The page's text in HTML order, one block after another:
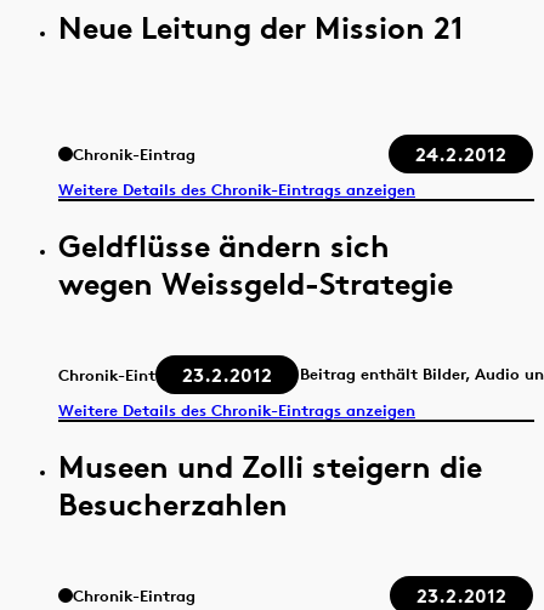
Neue Leitung der Mission 21
Chronik-Eintrag 24.2.2012
Weitere Details des Chronik-Eintrags anzeigen
Geldflüsse ändern sich
wegen Weissgeld-Strategie
Chronik-Eintrag 23.2.2012
Beitrag enthält Bilder, Audio
Weitere Details des Chronik-Eintrags anzeigen
Museen und Zolli steigern die
Besucherzahlen
Chronik-Eintrag 23.2.2012